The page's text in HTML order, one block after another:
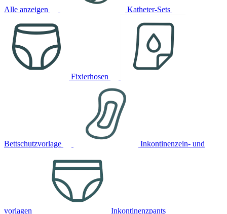
Alle anzeigen Katheter-Sets
Fixierhosen
Bettschutzvorlage Inkontinenzein- und
vorlagen Inkontinenzpants